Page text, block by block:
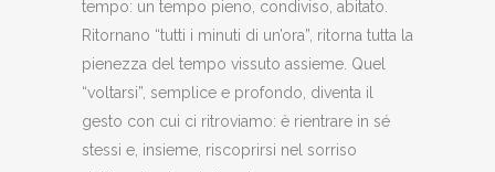
tempo: un tempo pieno, condiviso, abitato.
Ritornano “tutti i minuti di un’ora”, ritorna tutta la
pienezza del tempo vissuto assieme. Quel
“voltarsi”, semplice e profondo, diventa il
gesto con cui ci ritroviamo: è rientrare in sé
stessi e, insieme, riscoprirsi nel sorriso